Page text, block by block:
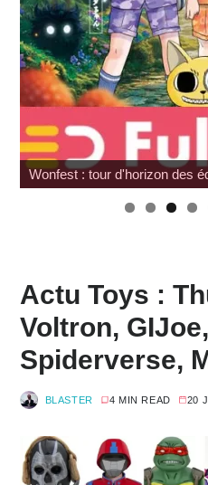
Review Mafex Terminator 2 :
Actu Toys :
Voltron,
Spiderverse,
BLASTER 4 MIN READ 20